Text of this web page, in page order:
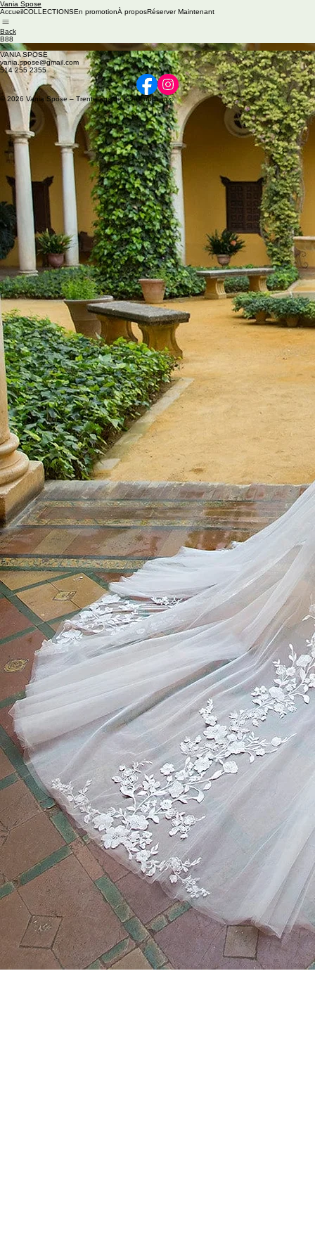
Vania Spose
AccueilCOLLECTIONSEn promotionÀ proposRéserver Maintenant
Back
B88
Available colors: Ivory/Ivory/Ivory
VANIA SPOSE
vania.spose@gmail.com
514 255 2355
© 2026 Vania Spose – Trente ans de rêves nuptiaux.